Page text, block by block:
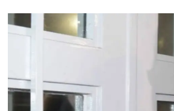
Arte y cultura